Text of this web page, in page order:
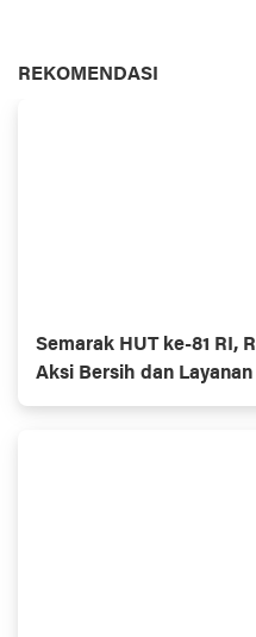
REKOMENDASI
Semarak HUT ke-81 RI,
Aksi Bersih dan